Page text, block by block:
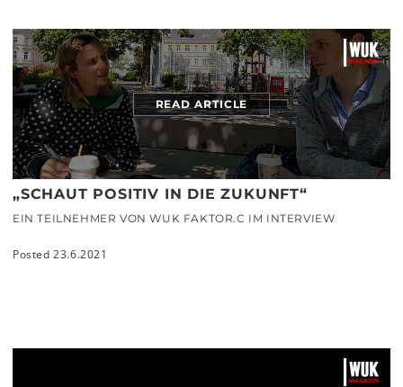
READ ARTICLE
„SCHAUT POSITIV IN DIE ZUKUNFT“
EIN TEILNEHMER VON WUK FAKTOR.C IM INTERVIEW
Posted 23.6.2021